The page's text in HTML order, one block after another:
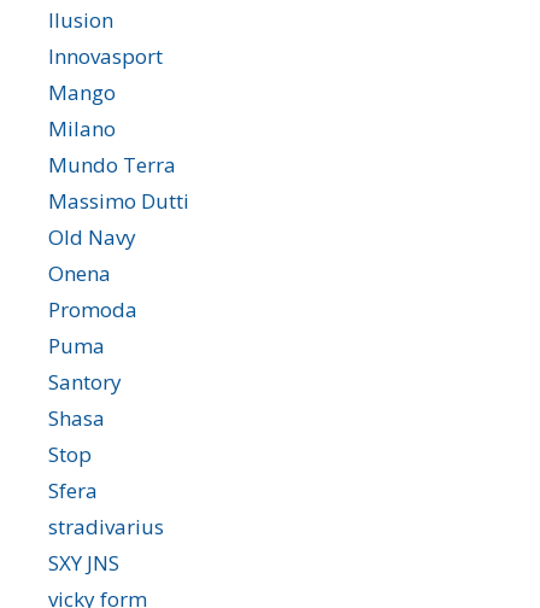
Ilusion
Innovasport
Mango
Milano
Mundo Terra
Massimo Dutti
Old Navy
Onena
Promoda
Puma
Santory
Shasa
Stop
Sfera
stradivarius
SXY JNS
vicky form